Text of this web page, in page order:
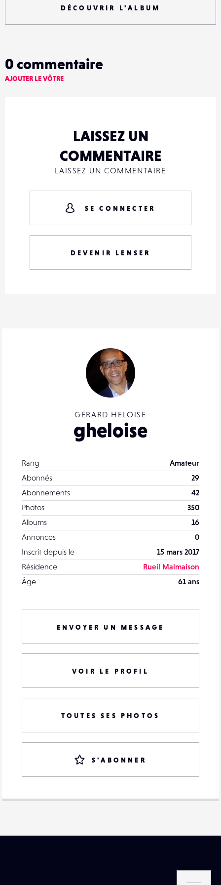
DÉCOUVRIR L'ALBUM
GÉRARD HELOISE
gheloise
Rang
Amateur
Abonnés
29
Abonnements
42
Photos
350
Albums
16
Annonces
0
Inscrit depuis le
15 mars 2017
Résidence
Rueil Malmaison
Âge
61 ans
ENVOYER UN MESSAGE
VOIR LE PROFIL
TOUTES SES PHOTOS
S'ABONNER
0 commentaire
AJOUTER LE VÔTRE
LAISSEZ UN
COMMENTAIRE
LAISSEZ UN COMMENTAIRE
SE CONNECTER
DEVENIR LENSER